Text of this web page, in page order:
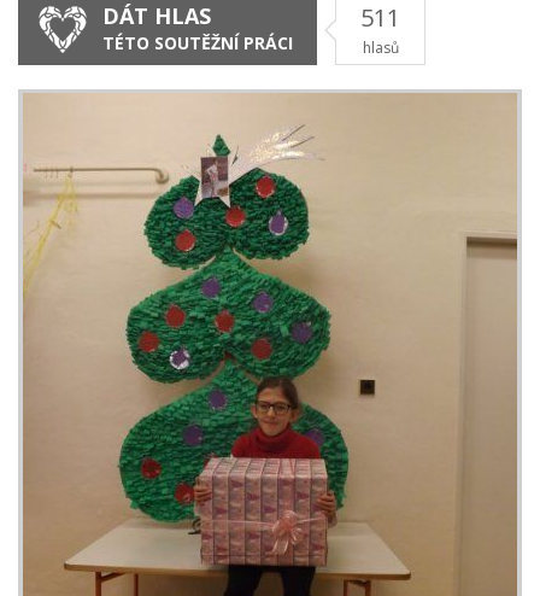
DÁT HLAS
TÉTO SOUTĚŽNÍ PRÁCI
511
hlasů